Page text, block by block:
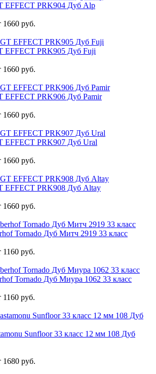
EFFECT PRK904 Дуб Alp
1660 руб.
EFFECT PRK905 Дуб Fuji
1660 руб.
EFFECT PRK906 Дуб Pamir
1660 руб.
EFFECT PRK907 Дуб Ural
1660 руб.
EFFECT PRK908 Дуб Altay
1660 руб.
Tornado Дуб Митч 2919 33 класс
1160 руб.
Tornado Дуб Миура 1062 33 класс
1160 руб.
Sunfloor 33 класс 12 мм 108 Дуб
1680 руб.